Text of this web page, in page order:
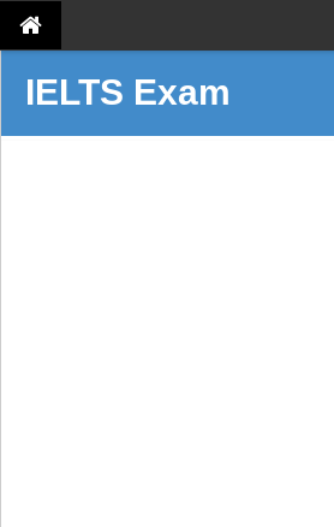
IELTS Exam